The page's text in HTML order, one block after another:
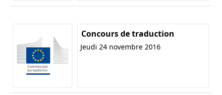
Concours de traduction
Jeudi 24 novembre 2016